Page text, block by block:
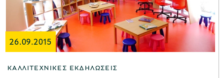
26.09.2015
ΚΑΛΛΙΤΕΧΝΙΚΈΣ ΕΚΔΗΛΏΣΕΙΣ